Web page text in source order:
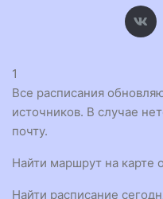
1
Все расписания
источников. В случае
почту.
Найти маршрут на карте
Найти расписание